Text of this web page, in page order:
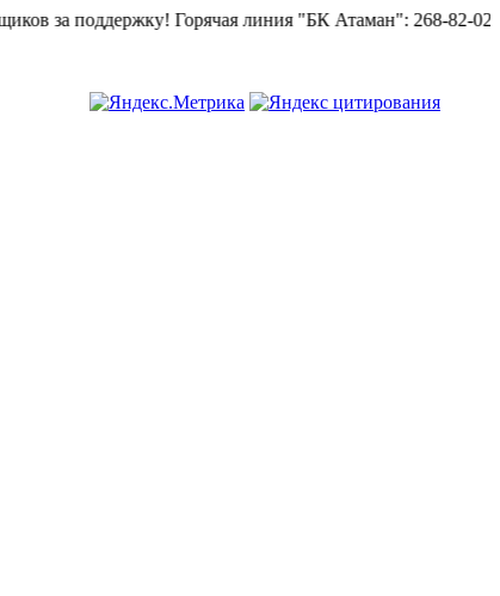
за поддержку!Горячая линия "БК Атаман":268-82-02.